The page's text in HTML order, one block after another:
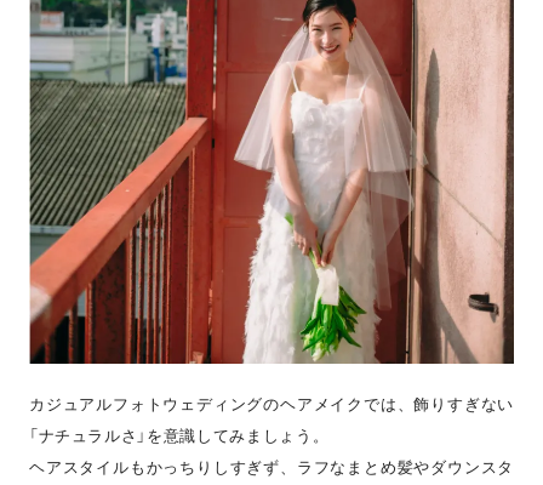
カジュアルフォトウェディングのヘアメイクでは、飾りすぎない
「ナチュラルさ」を意識してみましょう。
ヘアスタイルもかっちりしすぎず、ラフなまとめ髪やダウンスタ